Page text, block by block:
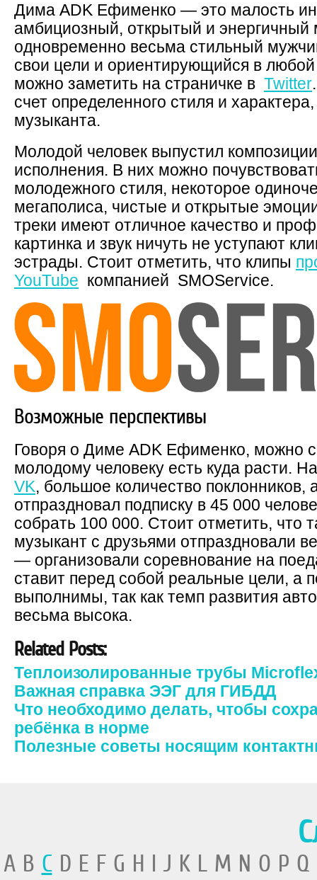
Дима ADK Ефименко — это малость
амбициозный, открытый и энергичный
одновременно весьма стильный
свои цели и ориентирующийся в
можно заметить на страничке в Twitter.
счет определенного стиля и
музыканта.
Молодой человек выпустил
исполнения. В них можно
молодежного стиля, некоторое
мегаполиса, чистые и открытые
треки имеют отличное качество и
картинка и звук ничуть не уступают
эстрады. Стоит отметить, что клипы
YouTube компанией SMOService.
Возможные перспективы
Говоря о Диме ADK Ефименко, можно
молодому человеку есть куда расти.
VK, большое количество поклонников,
отпраздновал подписку в 45 000
собрать 100 000. Стоит отметить, что
музыкант с друзьями отпраздновали
— организовали соревнование на
ставит перед собой реальные цели, а
выполнимы, так как темп развития
весьма высока.
Related Posts:
Теплоизолированные трубы
Важная справка ЭЭГ для ГИБДД
Что необходимо делать, чтобы
ребёнка в норме
Полезные советы носящим
A B CD E F G H I J K L M N O P